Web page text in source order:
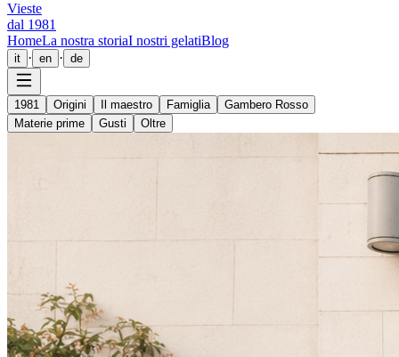
Vieste
dal 1981
HomeLa nostra storiaI nostri gelatiBlog
it · en · de
1981 Origini Il maestro Famiglia
Gambero Rosso
Materie prime
Gusti Oltre